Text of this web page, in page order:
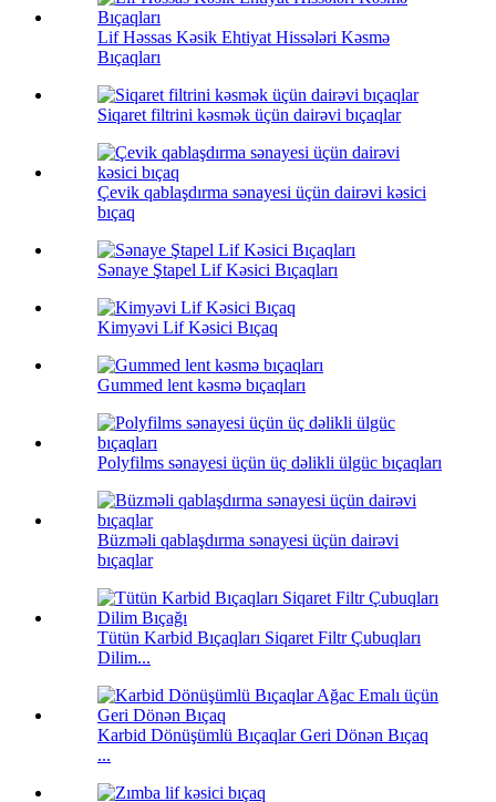
Lif Həssas Kəsik Ehtiyat Hissələri Kəsmə
Bıçaqları
Siqaret filtrini kəsmək üçün dairəvi bıçaqlar
Çevik qablaşdırma sənayesi üçün dairəvi kəsici
bıçaq
Sənaye Ştapel Lif Kəsici Bıçaqları
Kimyəvi Lif Kəsici Bıçaq
Gummed lent kəsmə bıçaqları
Polyfilms sənayesi üçün üç dəlikli ülgüc bıçaqları
Büzməli qablaşdırma sənayesi üçün dairəvi
bıçaqlar
Tütün Karbid Bıçaqları Siqaret Filtr Çubuqları
Dilim...
Karbid Dönüşümlü Bıçaqlar Geri Dönən Bıçaq
...